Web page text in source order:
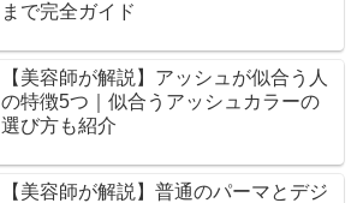
まで完全ガイド
【美容師が解説】アッシュが似合う人
の特徴5つ｜似合うアッシュカラーの
選び方も紹介
【美容師が解説】普通のパーマとデジ